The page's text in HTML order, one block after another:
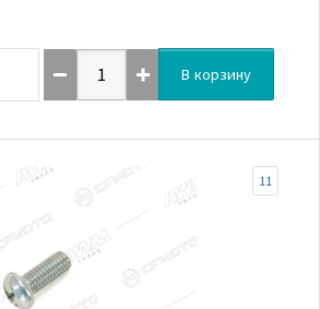
В корзину
11